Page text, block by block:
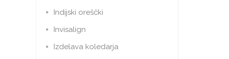
Indijski oreščki
Invisalign
Izdelava koledarja